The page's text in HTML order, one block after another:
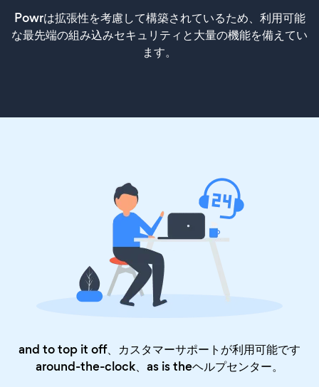
Powrは拡張性を考慮して構築されているため、利用可能
な最先端の組み込みセキュリティと大量の機能を備えてい
ます。
and to top it off、カスタマーサポートが利用可能です
around-the-clock、as is theヘルプセンター。